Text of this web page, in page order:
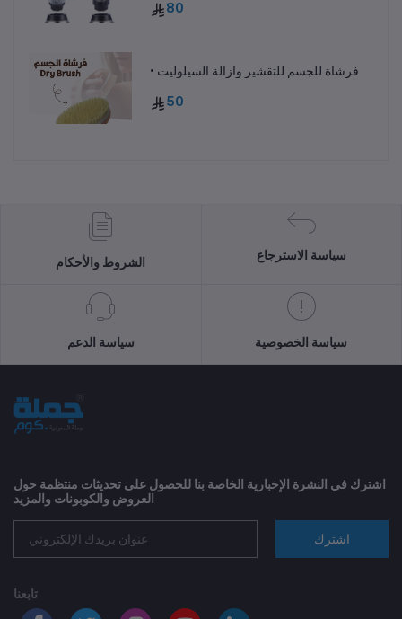
80
• فرشاة للجسم للتقشير وازالة السيلوليت
50
الشروط والأحكام
سياسة الاسترجاع
سياسة الدعم سياسة الخصوصية
اشترك في النشرة الإخبارية الخاصة بنا للحصول على تحديثات منتظمة حول
العروض والكوبونات والمزيد
اشترك
تابعنا